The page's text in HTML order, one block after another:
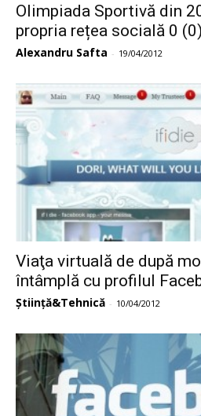
Olimpiada Sportivă din
propria rețea socială 0 (0)
Alexandru Safta - 19/04/2012
Viaţa virtuală de după
întâmplă cu profilul
Știință&Tehnică - 10/04/2012